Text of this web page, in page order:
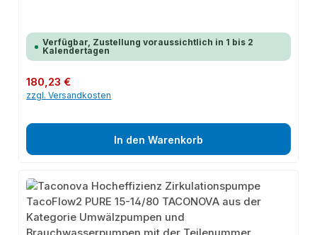
Verfügbar, Zustellung voraussichtlich in 1 bis 2
Kalendertagen
Regulärer Preis:
180,23 €
zzgl. Versandkosten
In den Warenkorb